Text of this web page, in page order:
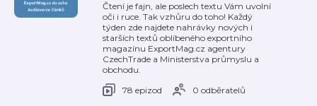
Čtení je fajn, ale poslech textu Vám uvolní
oči i ruce. Tak vzhůru do toho! Každý
týden zde najdete nahrávky nových i
starších textů oblíbeného exportního
magazínu ExportMag.cz agentury
CzechTrade a Ministerstva průmyslu a
obchodu.
78 epizod
0 odběratelů